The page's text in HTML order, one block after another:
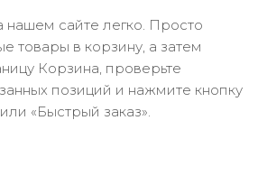
нашем сайте легко. Просто
товары в корзину, а затем
Корзина, проверьте
позиций и нажмите кнопку
«Быстрый заказ».